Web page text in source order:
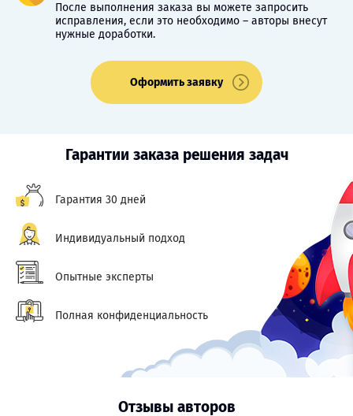
После выполнения заказа вы можете запросить
исправления, если это необходимо – авторы внесут
нужные доработки.
Оформить заявку
Гарантии заказа решения задач
Гарантия 30 дней
Индивидуальный подход
Опытные эксперты
Полная конфиденциальность
Отзывы авторов